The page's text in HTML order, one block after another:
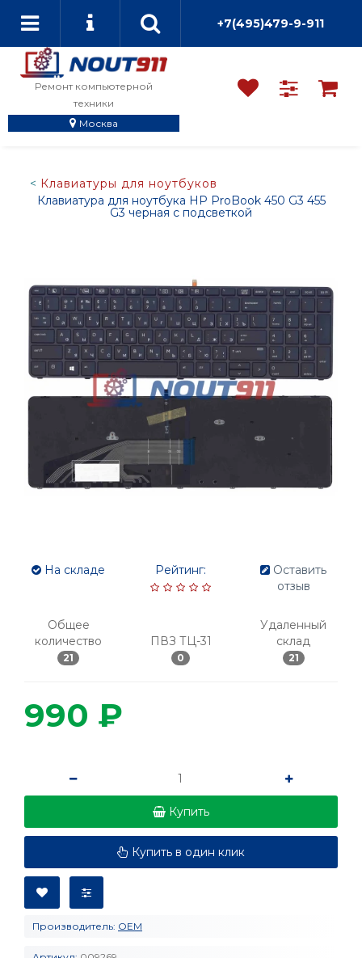
+7(495)479-9-911
Ремонт компьютерной
техники
Москва
Клавиатуры для ноутбуков
Клавиатура для ноутбука HP ProBook 450 G3 455
G3 черная с подсветкой
На складе
Общее
количество
21
Рейтинг:
ПВЗ ТЦ-31
0
Оставить
отзыв
Удаленный
склад
21
990 ₽
Купить
Купить в один клик
Производитель: OEM